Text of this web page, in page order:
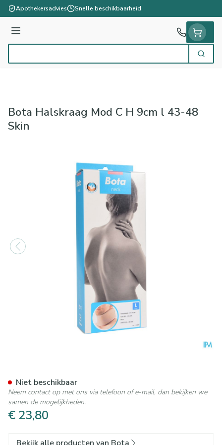
Ga naar de inhoud
Apothekersadvies Snelle beschikbaarheid
Menu
Zoek
Bota Halskraag Mod C H 9cm l 43-48
Skin
€ 23,80
Niet beschikbaar
Neem contact op met ons via telefoon of e-mail, dan bekijken we
samen de mogelijkheden.